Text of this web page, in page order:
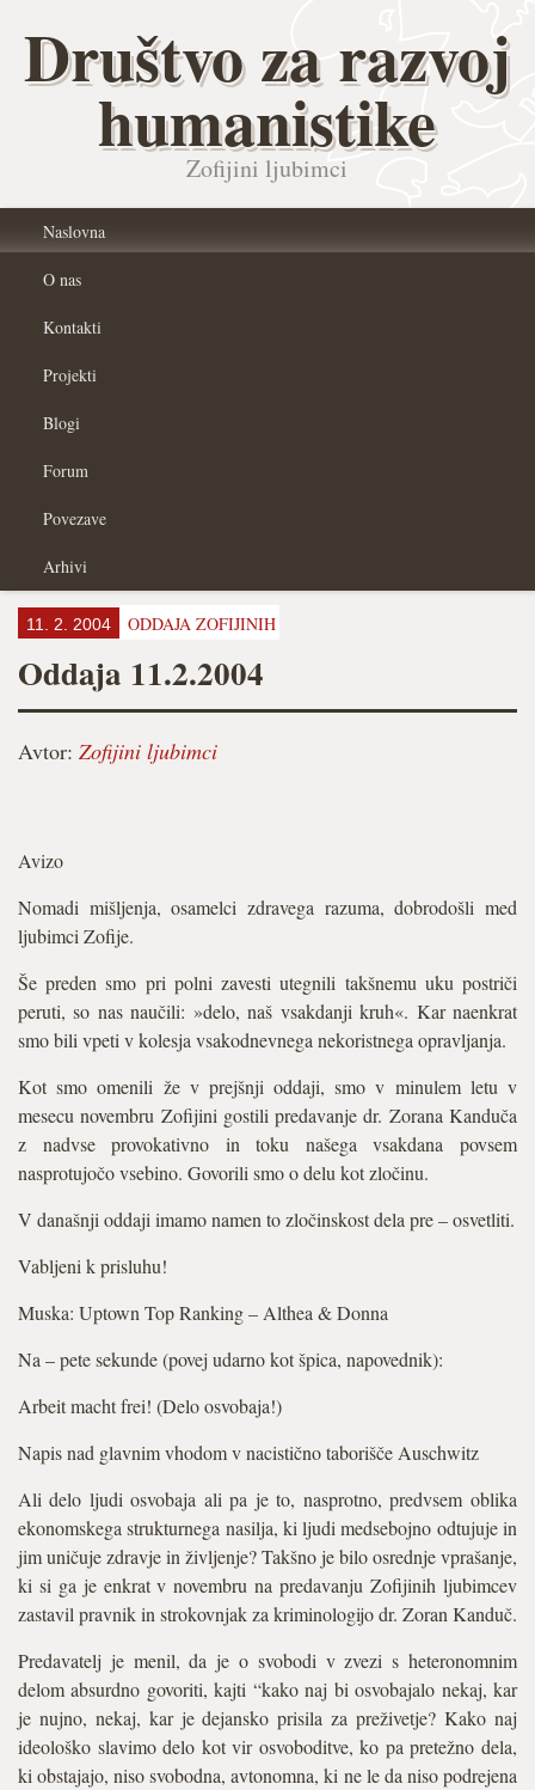
Društvo za razvoj
humanistike
Zofijini ljubimci
Naslovna
O nas
Kontakti
Projekti
Blogi
Forum
Povezave
Arhivi
11. 2. 2004 ODDAJA ZOFIJINIH
Oddaja 11.2.2004
Avtor: Zofijini ljubimci
Avizo
Nomadi mišljenja, osamelci zdravega razuma, dobrodošli med
ljubimci Zofije.
Še preden smo pri polni zavesti utegnili takšnemu uku postriči
peruti, so nas naučili: »delo, naš vsakdanji kruh«. Kar naenkrat
smo bili vpeti v kolesja vsakodnevnega nekoristnega opravljanja.
Kot smo omenili že v prejšnji oddaji, smo v minulem letu v
mesecu novembru Zofijini gostili predavanje dr. Zorana Kanduča
z nadvse provokativno in toku našega vsakdana povsem
nasprotujočo vsebino. Govorili smo o delu kot zločinu.
V današnji oddaji imamo namen to zločinskost dela pre – osvetliti.
Vabljeni k prisluhu!
Muska: Uptown Top Ranking – Althea & Donna
Na – pete sekunde (povej udarno kot špica, napovednik):
Arbeit macht frei! (Delo osvobaja!)
Napis nad glavnim vhodom v nacistično taborišče Auschwitz
Ali delo ljudi osvobaja ali pa je to, nasprotno, predvsem oblika
ekonomskega strukturnega nasilja, ki ljudi medsebojno odtujuje in
jim uničuje zdravje in življenje? Takšno je bilo osrednje vprašanje,
ki si ga je enkrat v novembru na predavanju Zofijinih ljubimcev
zastavil pravnik in strokovnjak za kriminologijo dr. Zoran Kanduč.
Predavatelj je menil, da je o svobodi v zvezi s heteronomnim
delom absurdno govoriti, kajti “kako naj bi osvobajalo nekaj, kar
je nujno, nekaj, kar je dejansko prisila za preživetje? Kako naj
ideološko slavimo delo kot vir osvoboditve, ko pa pretežno dela,
ki obstajajo, niso svobodna, avtonomna, ki ne le da niso podrejena